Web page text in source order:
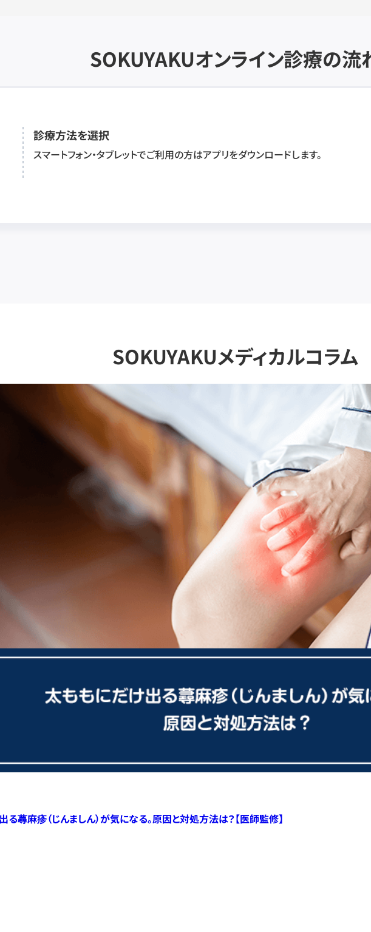
SOKUYAKUオンライン診療の流
診療方法を選択
スマートフォン・タブレットでご利用の方はアプリをダウンロードします。
SOKUYAKUメディカルコラム
る蕁麻疹（じんましん）が気になる。原因と対処方法は？【医師監修】